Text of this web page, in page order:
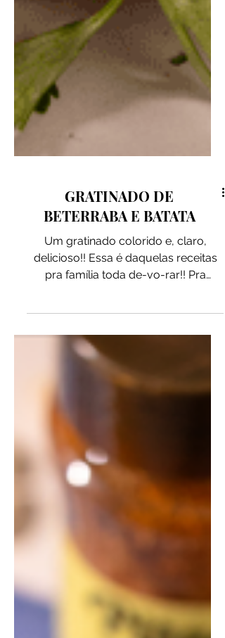
GRATINADO DE
BETERRABA E BATATA
pra família toda de-vo-rar!! Pra
molho branco, não tem erro: Francês
Pitada Natural! Ele é a base de sálvia
com um toque de noz-moscada que
combina demais com molho branco!
INGREDIENTES LEGUMES: 2 batatas
inglesas (500g) 2 batatas doce laranja
(500g) 2 beterrabas (500g) 1 cebola
(180g) ½ colher de sopa de Francês
Pitada Natural ½ colher de sopa de
INGREDIENTES MOLHO: ¼ xícara de f